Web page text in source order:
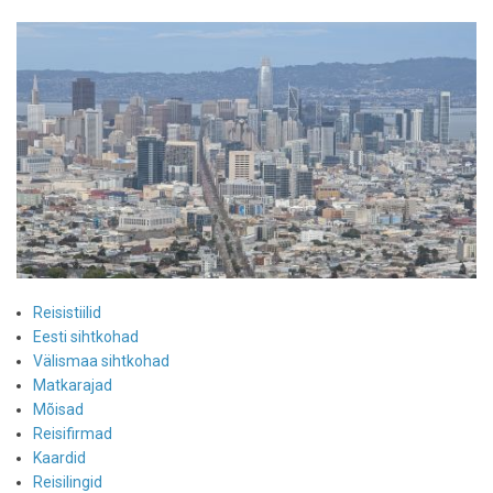
Reisistiilid
Eesti sihtkohad
Välismaa sihtkohad
Matkarajad
Mõisad
Reisifirmad
Kaardid
Reisilingid